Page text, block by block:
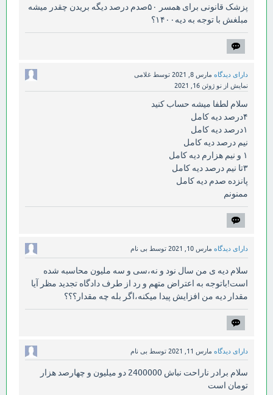
پزشک قانونی برای همسر ۵۰صدم درصد دیگه بریدن چقدر میشه
مبلغش با توجه به دیه۱۴۰۰؟
دارای دیدگاه مارس 8, 2021 توسط غلامی
نمایش از نو ژوئن 16, 2021
سلام لطفا میشه حساب کنید
۴درصد دیه کامل
۱درصد دیه کامل
نیم درصد دیه کامل
۱ و نیم هزارم دیه کامل
۳تا نیم درصد دیه کامل
پانزده صدم دیه کامل
ممنونم
دارای دیدگاه مارس 10, 2021 توسط بی نام
سلام دیه ی من سال نود و نه،سی و سه ملیون محاسبه شده
است!باتوجه به اعتراض متهم و رد از طرف دادگاه تجدید مظر آیا
مقدار دیه من افزایش پیدا میکنه،اگر بله چه مقدار؟؟؟
دارای دیدگاه مارس 11, 2021 توسط بی نام
سلام برادر ناراحت نباش 2400000 دو میلیون و چهارصد هزار
تومان است